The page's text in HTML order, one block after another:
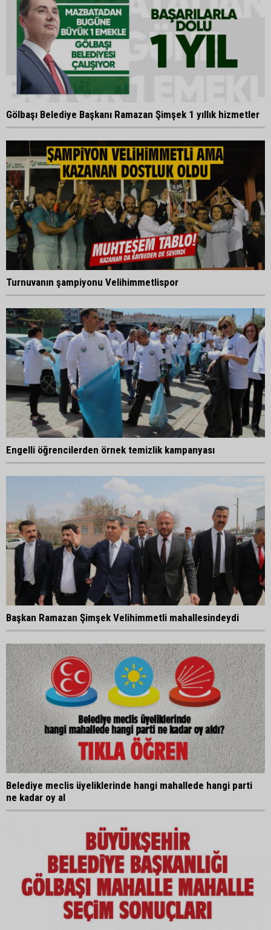
Gölbaşı Belediye Başkanı Ramazan Şimşek 1 yıllık hizmetler
Turnuvanın şampiyonu Velihimmetlispor
Engelli öğrencilerden örnek temizlik kampanyası
Başkan Ramazan Şimşek Velihimmetli mahallesindeydi
Belediye meclis üyeliklerinde hangi mahallede hangi parti
ne kadar oy al